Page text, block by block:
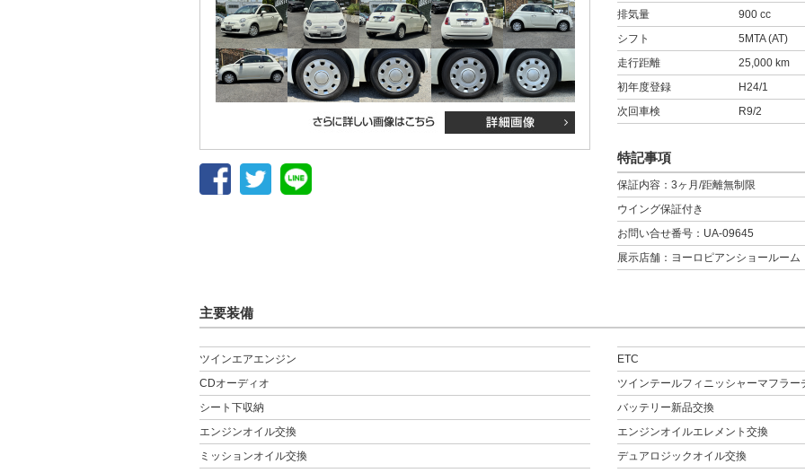
排気量
900 cc
シフト
5MTA (AT)
走行距離
25,000 km
初年度登録
H24/1
次回車検
R9/2
特記事項
保証内容：3ヶ月/距離無制限
ウイング保証付き
お問い合せ番号：UA-09645
展示店舗：ヨーロピアンショールーム
主要装備
ツインエアエンジン
CDオーディオ
シート下収納
エンジンオイル交換
ミッションオイル交換
ETC
ツインテールフィニッシャーマフラー
バッテリー新品交換
エンジンオイルエレメント交換
デュアロジックオイル交換